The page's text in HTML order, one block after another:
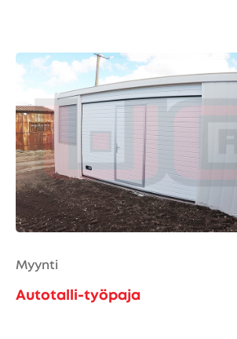
Myynti
Autotalli-työpaja